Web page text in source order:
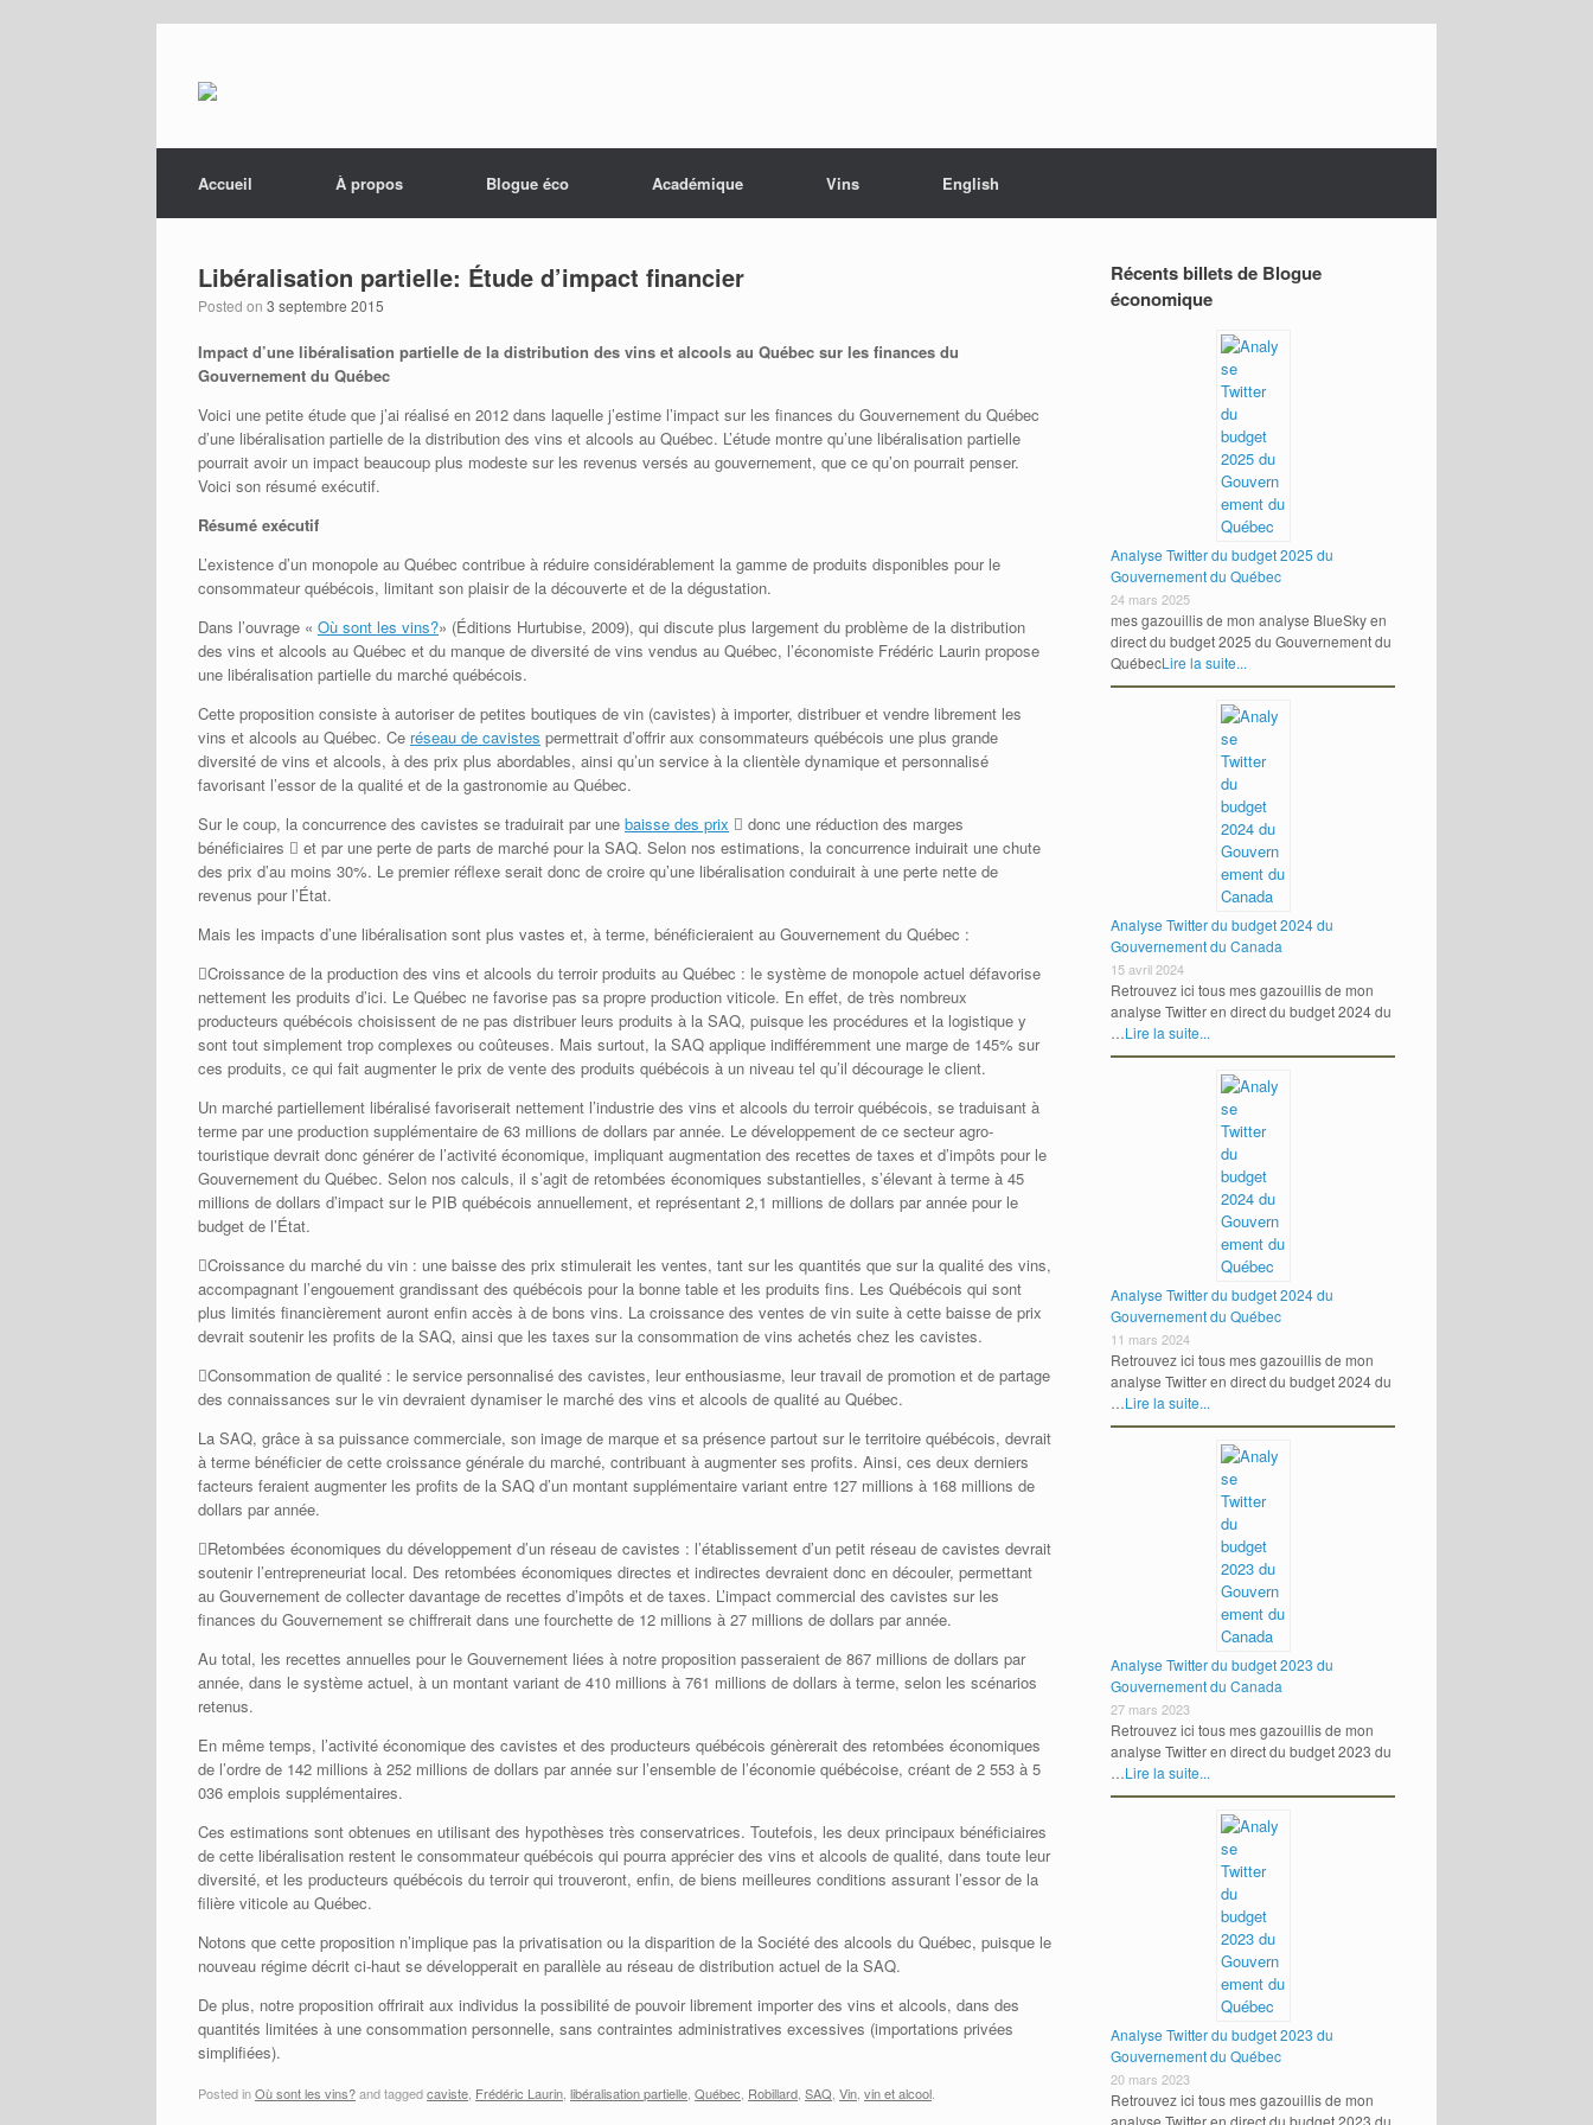
Accueil
À propos Blogue éco Académique Vins English
Libéralisation partielle: Étude d’impact financier
Posted on 3 septembre 2015
Impact d’une libéralisation partielle de la distribution des vins et alcools au Québec sur les finances du
Gouvernement du Québec
Voici une petite étude que j’ai réalisé en 2012 dans laquelle j’estime l’impact sur les finances du Gouvernement du Québec
d’une libéralisation partielle de la distribution des vins et alcools au Québec. L’étude montre qu’une libéralisation partielle
pourrait avoir un impact beaucoup plus modeste sur les revenus versés au gouvernement, que ce qu’on pourrait penser.
Voici son résumé exécutif.
Résumé exécutif
L’existence d’un monopole au Québec contribue à réduire considérablement la gamme de produits disponibles pour le
consommateur québécois, limitant son plaisir de la découverte et de la dégustation.
Dans l’ouvrage « Où sont les vins?» (Éditions Hurtubise, 2009), qui discute plus largement du problème de la distribution
des vins et alcools au Québec et du manque de diversité de vins vendus au Québec, l’économiste Frédéric Laurin propose
une libéralisation partielle du marché québécois.
Cette proposition consiste à autoriser de petites boutiques de vin (cavistes) à importer, distribuer et vendre librement les
vins et alcools au Québec. Ce réseau de cavistes permettrait d’offrir aux consommateurs québécois une plus grande
diversité de vins et alcools, à des prix plus abordables, ainsi qu’un service à la clientèle dynamique et personnalisé
favorisant l’essor de la qualité et de la gastronomie au Québec.
Sur le coup, la concurrence des cavistes se traduirait par une baisse des prix  donc une réduction des marges
bénéficiaires  et par une perte de parts de marché pour la SAQ. Selon nos estimations, la concurrence induirait une chute
des prix d’au moins 30%. Le premier réflexe serait donc de croire qu’une libéralisation conduirait à une perte nette de
revenus pour l’État.
Mais les impacts d’une libéralisation sont plus vastes et, à terme, bénéficieraient au Gouvernement du Québec :
Croissance de la production des vins et alcools du terroir produits au Québec : le système de monopole actuel défavorise
nettement les produits d’ici. Le Québec ne favorise pas sa propre production viticole. En effet, de très nombreux
producteurs québécois choisissent de ne pas distribuer leurs produits à la SAQ, puisque les procédures et la logistique y
sont tout simplement trop complexes ou coûteuses. Mais surtout, la SAQ applique indifféremment une marge de 145% sur
ces produits, ce qui fait augmenter le prix de vente des produits québécois à un niveau tel qu’il décourage le client.
Un marché partiellement libéralisé favoriserait nettement l’industrie des vins et alcools du terroir québécois, se traduisant à
terme par une production supplémentaire de 63 millions de dollars par année. Le développement de ce secteur agro-
touristique devrait donc générer de l’activité économique, impliquant augmentation des recettes de taxes et d’impôts pour le
Gouvernement du Québec. Selon nos calculs, il s’agit de retombées économiques substantielles, s’élevant à terme à 45
millions de dollars d’impact sur le PIB québécois annuellement, et représentant 2,1 millions de dollars par année pour le
budget de l’État.
Croissance du marché du vin : une baisse des prix stimulerait les ventes, tant sur les quantités que sur la qualité des vins,
accompagnant l’engouement grandissant des québécois pour la bonne table et les produits fins. Les Québécois qui sont
plus limités financièrement auront enfin accès à de bons vins. La croissance des ventes de vin suite à cette baisse de prix
devrait soutenir les profits de la SAQ, ainsi que les taxes sur la consommation de vins achetés chez les cavistes.
Consommation de qualité : le service personnalisé des cavistes, leur enthousiasme, leur travail de promotion et de partage
des connaissances sur le vin devraient dynamiser le marché des vins et alcools de qualité au Québec.
La SAQ, grâce à sa puissance commerciale, son image de marque et sa présence partout sur le territoire québécois, devrait
à terme bénéficier de cette croissance générale du marché, contribuant à augmenter ses profits. Ainsi, ces deux derniers
facteurs feraient augmenter les profits de la SAQ d’un montant supplémentaire variant entre 127 millions à 168 millions de
dollars par année.
Retombées économiques du développement d’un réseau de cavistes : l’établissement d’un petit réseau de cavistes devrait
soutenir l’entrepreneuriat local. Des retombées économiques directes et indirectes devraient donc en découler, permettant
au Gouvernement de collecter davantage de recettes d’impôts et de taxes. L’impact commercial des cavistes sur les
finances du Gouvernement se chiffrerait dans une fourchette de 12 millions à 27 millions de dollars par année.
Au total, les recettes annuelles pour le Gouvernement liées à notre proposition passeraient de 867 millions de dollars par
année, dans le système actuel, à un montant variant de 410 millions à 761 millions de dollars à terme, selon les scénarios
retenus.
En même temps, l’activité économique des cavistes et des producteurs québécois génèrerait des retombées économiques
de l’ordre de 142 millions à 252 millions de dollars par année sur l’ensemble de l’économie québécoise, créant de 2 553 à 5
036 emplois supplémentaires.
Ces estimations sont obtenues en utilisant des hypothèses très conservatrices. Toutefois, les deux principaux bénéficiaires
de cette libéralisation restent le consommateur québécois qui pourra apprécier des vins et alcools de qualité, dans toute leur
diversité, et les producteurs québécois du terroir qui trouveront, enfin, de biens meilleures conditions assurant l’essor de la
filière viticole au Québec.
Notons que cette proposition n’implique pas la privatisation ou la disparition de la Société des alcools du Québec, puisque le
nouveau régime décrit ci-haut se développerait en parallèle au réseau de distribution actuel de la SAQ.
De plus, notre proposition offrirait aux individus la possibilité de pouvoir librement importer des vins et alcools, dans des
quantités limitées à une consommation personnelle, sans contraintes administratives excessives (importations privées
simplifiées).
Posted inOù sont les vins?and taggedcaviste Frédéric Laurin libéralisation partielle Québec Robillard SAQ Vin vin et alcool
Récents billets de Blogue
économique
Analyse Twitter du budget 2025 du
Gouvernement du Québec
24 mars 2025
mes gazouillis de mon analyse BlueSky en
direct du budget 2025 du Gouvernement du
QuébecLire la suite...
Analyse Twitter du budget 2024 du
Gouvernement du Canada
15 avril 2024
Retrouvez ici tous mes gazouillis de mon
analyse Twitter en direct du budget 2024 du
…Lire la suite...
Analyse Twitter du budget 2024 du
Gouvernement du Québec
11 mars 2024
Retrouvez ici tous mes gazouillis de mon
analyse Twitter en direct du budget 2024 du
…Lire la suite...
Analyse Twitter du budget 2023 du
Gouvernement du Canada
27 mars 2023
Retrouvez ici tous mes gazouillis de mon
analyse Twitter en direct du budget 2023 du
…Lire la suite...
Analyse Twitter du budget 2023 du
Gouvernement du Québec
20 mars 2023
Retrouvez ici tous mes gazouillis de mon
analyse Twitter en direct du budget 2023 du